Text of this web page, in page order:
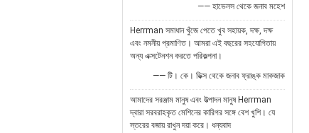
—— হাভেলস থেকে জনাব মহেশ
Herrman সমাধান খুঁজে পেতে খুব সহায়ক, দক্ষ, দক্ষ
এবং নমনীয় প্রমাণিত। আমরা এই বছরের সহযোগিতায়
অন্য এক্সটেনশন করতে পরিকল্পনা।
—— টি। কে। ডিক্স থেকে জনাব ফ্রাঙ্ক মাকজাক
আমাদের সরঞ্জাম মানুষ এবং উত্পাদন মানুষ Herrman
দ্বারা সরবরাহকৃত মেশিনের কারিগর সঙ্গে বেশ খুশি। যে
স্তরের বজায় রাখুন দয়া করে। ধন্যবাদ